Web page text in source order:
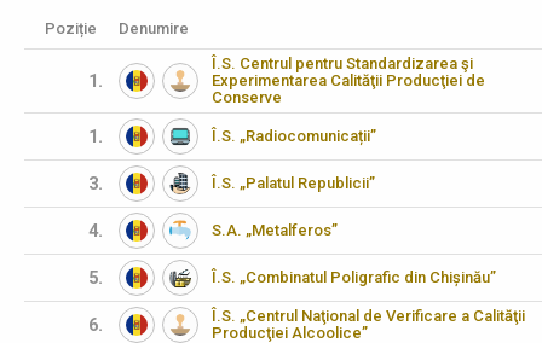
Poziție Denumire
1.
Î.S. Centrul pentru Standardizarea şi
Experimentarea Calităţii Producţiei de
Conserve
1. Î.S. „Radiocomunicații”
3. Î.S. „Palatul Republicii”
4. S.A. „Metalferos”
5. Î.S. „Combinatul Poligrafic din Chișinău”
6.
Î.S. „Centrul Naţional de Verificare a Calităţii
Producţiei Alcoolice”